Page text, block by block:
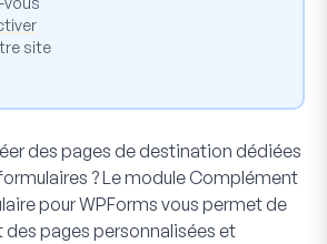
site
des pages de destination dédiées
? Le module Complément
pour WPForms vous permet de
pages personnalisées et